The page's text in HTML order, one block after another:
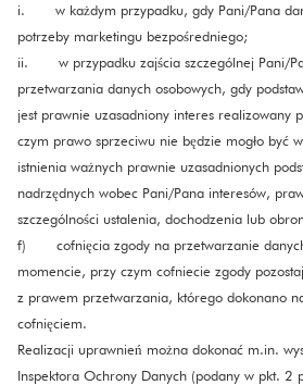
i. w każdym przypadku, gdy Pani/Pana
potrzeby marketingu bezpośredniego;
ii. w przypadku zajścia szczególnej Pani/
przetwarzania danych osobowych, gdy
jest prawnie uzasadniony interes realizowany
czym prawo sprzeciwu nie będzie mogło być
istnienia ważnych prawnie uzasadnionych
nadrzędnych wobec Pani/Pana interesów,
szczególności ustalenia, dochodzenia lub
f) cofnięcia zgody na przetwarzanie danych
momencie, przy czym cofniecie zgody
z prawem przetwarzania, którego dokonano
cofnięciem.
Realizacji uprawnień można dokonać m.in.
Inspektora Ochrony Danych (podany w pkt. 2